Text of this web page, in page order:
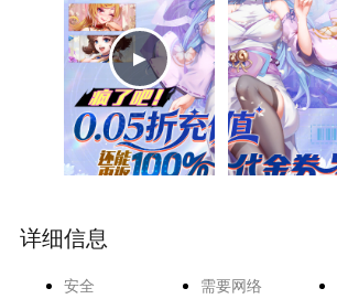
详细信息
安全 需要网络